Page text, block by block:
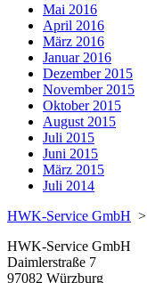
Mai 2016
April 2016
März 2016
Januar 2016
Dezember 2015
November 2015
Oktober 2015
August 2015
Juli 2015
Juni 2015
März 2015
Juli 2014
HWK-Service GmbH >
HWK-Service GmbH
Daimlerstraße 7
97082 Würzburg